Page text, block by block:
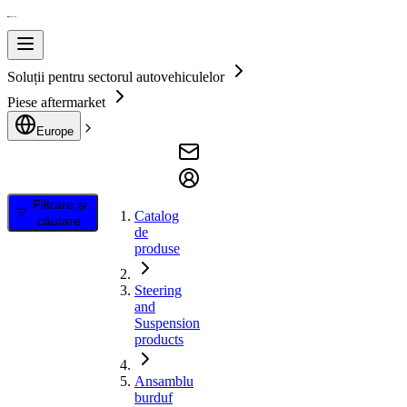
Soluții pentru sectorul autovehiculelor
Piese aftermarket
Europe
Filtrare și
căutare
Catalog
de
produse
Steering
and
Suspension
products
Ansamblu
burduf